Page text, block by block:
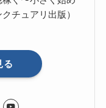
チュアリ出版）
る